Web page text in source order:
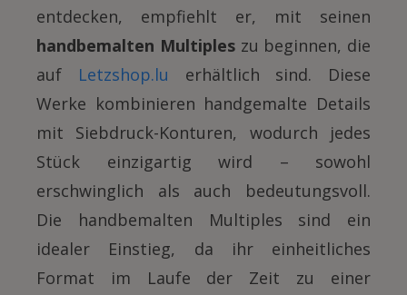
entdecken, empfiehlt er, mit seinen
handbemalten Multipleszu beginnen, die
auf Letzshop.lu erhältlich sind. Diese
Werke kombinieren handgemalte Details
mit Siebdruck-Konturen, wodurch jedes
Stück einzigartig wird – sowohl
erschwinglich als auch bedeutungsvoll.
Die handbemalten Multiples sind ein
idealer Einstieg, da ihr einheitliches
Format im Laufe der Zeit zu einer